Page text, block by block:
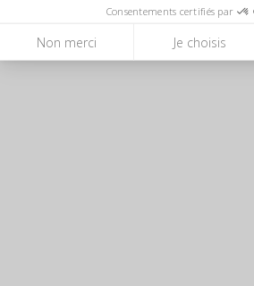
Consentements certifiés par
Non merci Je choisis